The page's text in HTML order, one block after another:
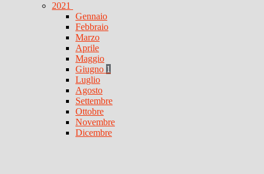
2021
Gennaio
Febbraio
Marzo
Aprile
Maggio
Giugno 1
Luglio
Agosto
Settembre
Ottobre
Novembre
Dicembre